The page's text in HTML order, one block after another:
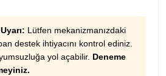
Lütfen mekanizmanızdaki
destek ihtiyacını kontrol ediniz.
yol açabilir. Deneme